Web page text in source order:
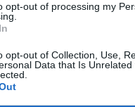
opt-out of processing my
opt-out of Collection, Use,
Data that Is